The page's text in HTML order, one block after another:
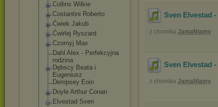
Collins Wilkie
Costantini Roberto
Ćwiek Jakub
Ćwirlej Ryszard
Czornyj Max
Dahl Alex - Perfekcyjna
rodzina
Dębscy Beata i
Eugeniusz
Dempsey Eoin
Doyle Arthur Conan
Elvestad Sven
Sven Elvestad
z chomika JamaNiamy
Sven Elvestad
z chomika JamaNiamy